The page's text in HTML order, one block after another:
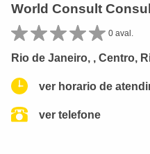
World Consult
0 aval.
Rio de Janeiro, , Centro,
ver horario de
ver telefone